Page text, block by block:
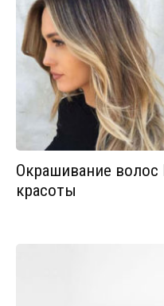
Окрашивание
красоты